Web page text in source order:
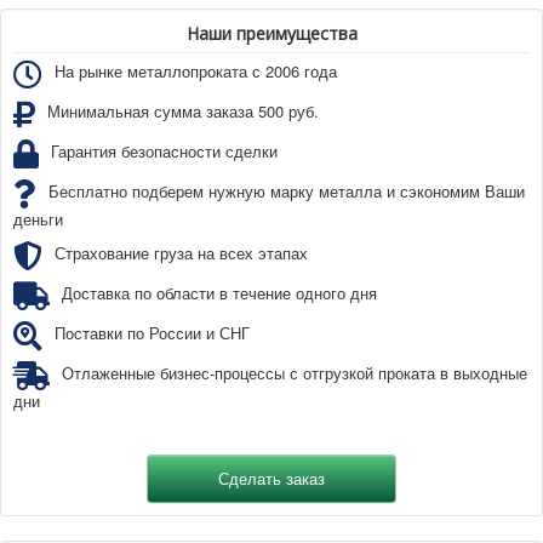
Наши преимущества
На рынке металлопроката с 2006 года
Минимальная сумма заказа 500 руб.
Гарантия безопасности сделки
Бесплатно подберем нужную марку металла и сэкономим Ваши
деньги
Страхование груза на всех этапах
Доставка по области в течение одного дня
Поставки по России и СНГ
Отлаженные бизнес-процессы с отгрузкой проката в выходные
дни